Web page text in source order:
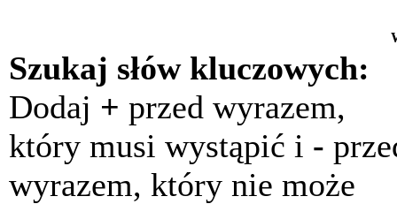
Szukaj słów kluczowych:
Dodaj + przed wyrazem,
który musi wystąpić i -
wyrazem, który nie może